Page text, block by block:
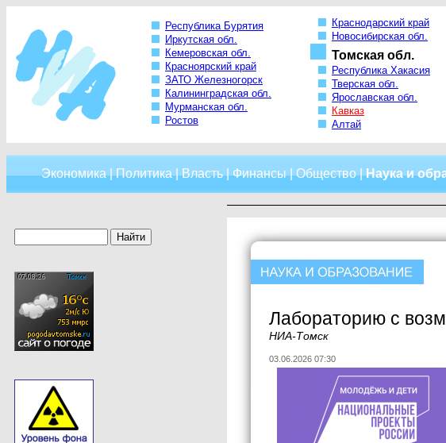
Республика Бурятия
Иркутская обл.
Кемеровская обл.
Красноярский край
ЗАТО Железногорск
Калининградская обл.
Мурманская обл.
Ростов
Краснодарский край
Новосибирская обл.
Томская обл.
Республика Хакасия
Тверская обл.
Ярославская обл.
Кавказ
Алтай
Экономика|Политика|Власть|Финансы|Общество|Наука и
Лабораторию с
НИА-Томск
03.06.2026 07:30